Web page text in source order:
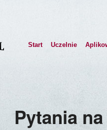
Start Uczelnie
Pytania